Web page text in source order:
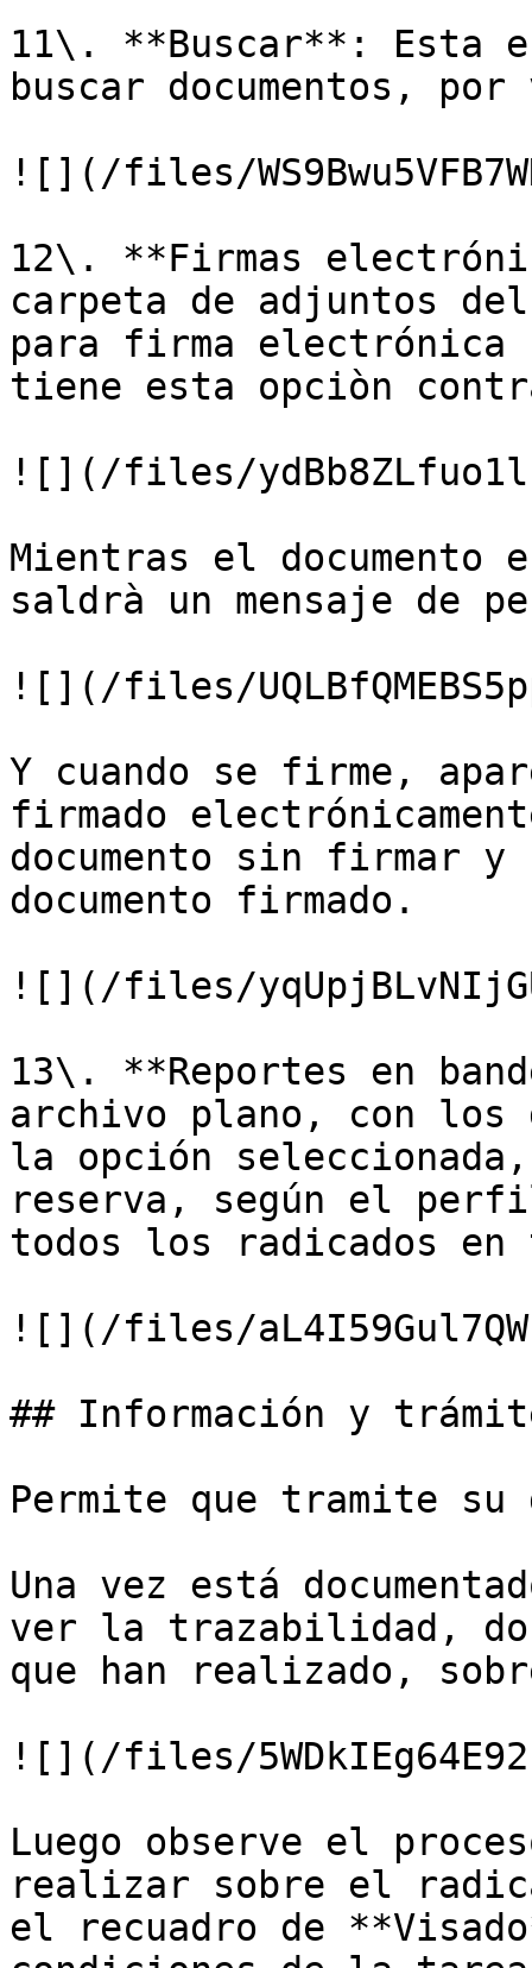
11\. **Buscar**: Esta
buscar documentos,
![](/files/
12\. **Firmas
carpeta de adjuntos
para firma electrónica
tiene esta opciòn
![](/files/
Mientras el documento
saldrà un mensaje de
![](/files/
Y cuando se firme,
firmado
documento sin firmar y
documento firmado.
![](/files/
13\. **Reportes en
archivo plano, con los
la opción
reserva, según el
todos los radicados en
![](/files/
## Información y
Permite que tramite su
Una vez está
ver la trazabilidad,
que han realizado,
![](/files/
Luego observe el
realizar sobre el
el recuadro de